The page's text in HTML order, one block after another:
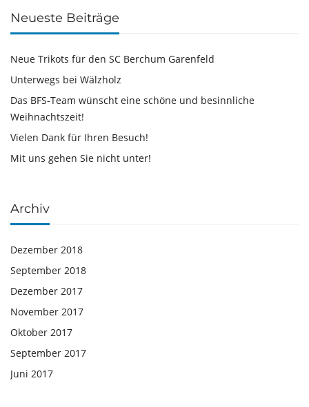
Neueste Beiträge
Neue Trikots für den SC Berchum Garenfeld
Unterwegs bei Wälzholz
Das BFS-Team wünscht eine schöne und besinnliche
Weihnachtszeit!
Vielen Dank für Ihren Besuch!
Mit uns gehen Sie nicht unter!
Archiv
Dezember 2018
September 2018
Dezember 2017
November 2017
Oktober 2017
September 2017
Juni 2017